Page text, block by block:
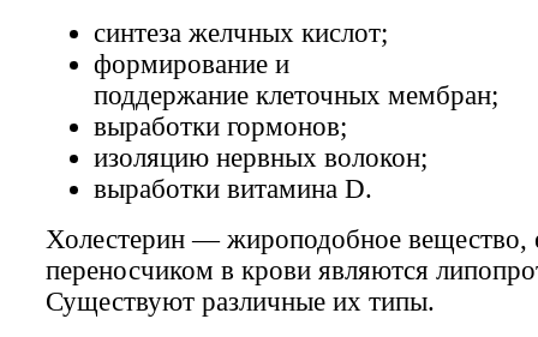
синтеза желчных кислот;
формирование и
поддержание клеточных мембран;
выработки гормонов;
изоляцию нервных волокон;
выработки витамина D.
Холестерин — жироподобное вещество,
переносчиком в крови являются
Существуют различные их типы.